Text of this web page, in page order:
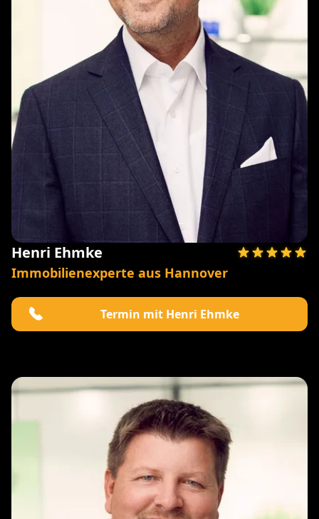
Henri Ehmke
Immobilienexperte aus Hannover
Termin mit Henri Ehmke